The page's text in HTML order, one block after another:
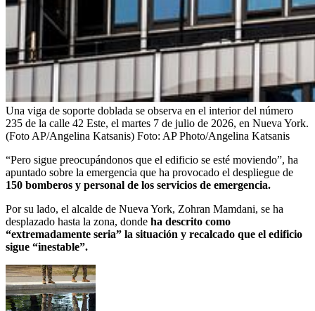
Una viga de soporte doblada se observa en el interior del número
235 de la calle 42 Este, el martes 7 de julio de 2026, en Nueva York.
(Foto AP/Angelina Katsanis) Foto: AP Photo/Angelina Katsanis
“Pero sigue preocupándonos que el edificio se esté moviendo”, ha
apuntado sobre la emergencia que ha provocado el despliegue de
150 bomberos y personal de los servicios de emergencia.
Por su lado, el alcalde de Nueva York, Zohran Mamdani, se ha
desplazado hasta la zona, donde ha descrito como
“extremadamente seria” la situación y recalcado que el edificio
sigue “inestable”.